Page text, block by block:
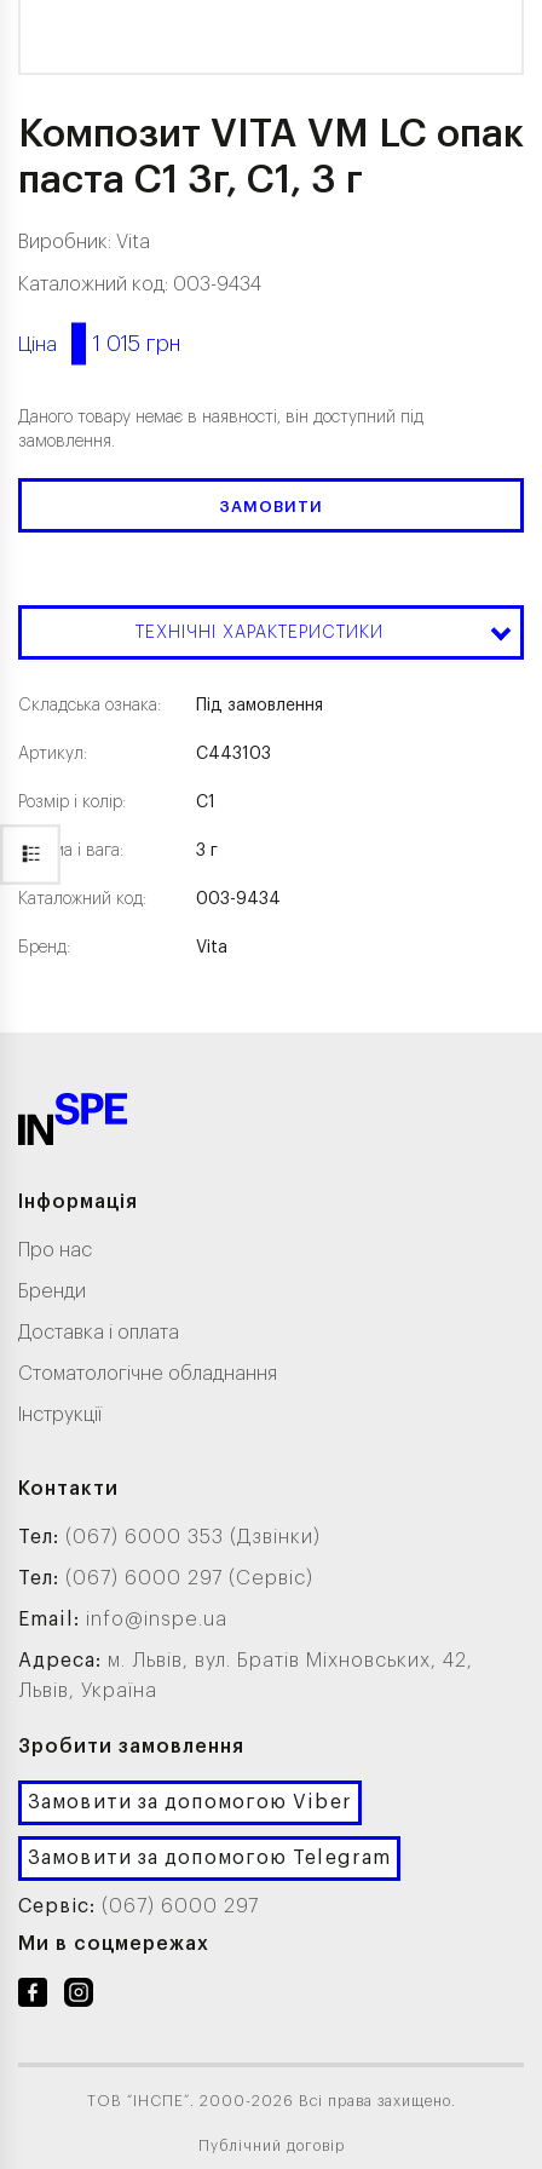
Композит VITA VM LC опак
паста C1 3г, C1, 3 г
Виробник: Vita
Каталожний код: 003-9434
Ціна 1 015 грн
Даного товару немає в наявності, він доступний під
замовлення.
ЗАМОВИТИ
ТЕХНІЧНІ ХАРАКТЕРИСТИКИ
Складська ознака:
Артикул:
Розмір і колір:
Форма і вага:
Каталожний код:
Бренд:
Під замовлення
C443103
C1
3 г
003-9434
Vita
Інформація
Про нас
Бренди
Доставка і оплата
Стоматологічне обладнання
Інструкції
Контакти
Тел: (067) 6000 353 (Дзвінки)
Тел: (067) 6000 297 (Сервіс)
Email: info@inspe.ua
Адреса: м. Львів, вул. Братів Міхновських, 42,
Львів, Україна
Зробити замовлення
Замовити за допомогою Viber
Замовити за допомогою Telegram
Сервіс: (067) 6000 297
Ми в соцмережах
ТОВ “ІНСПЕ”. 2000-2026 Всі права захищено.
Публічний договір